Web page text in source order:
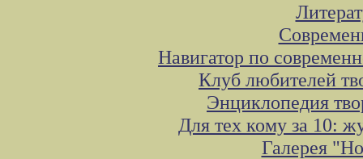
Навигатор по
Клуб любителей
Энциклопедия
Для тех кому за 10:
Галерея